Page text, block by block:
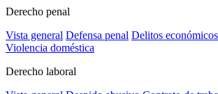
Derecho penal
Vista general Defensa penal Delitos económicos
Violencia doméstica
Derecho laboral